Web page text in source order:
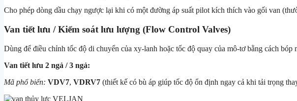
Cho phép dòng dầu chạy ngược lại khi có một đường áp suất pilot kích thích vào gối van
Van tiết lưu / Kiểm soát lưu lượng (Flow Control Valves)
Dùng để điều chỉnh tốc độ di chuyển của xy-lanh hoặc tốc độ quay của mô-tơ bằng cách bóp
Van tiết lưu 2 ngả / 3 ngả:
Mã phổ biến: VDV7, VDRV7 (thiết kế có bù áp giúp tốc độ ổn định ngay cả khi tải trọng